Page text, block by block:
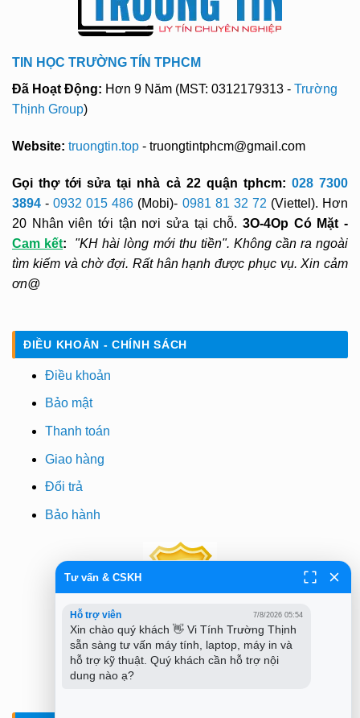
TIN HỌC TRƯỜNG TÍN TPHCM
Đã Hoạt Động: Hơn 9 Năm (MST: 0312179313 - Trường
Thịnh Group)
Website: truongtin.top - truongtintphcm@gmail.com
Gọi thợ tới sửa tại nhà cả 22 quận tphcm: 028 7300
3894-0932 015 486 (Mobi)- 0981 81 32 72 (Viettel). Hơn
20 Nhân viên tới tận nơi sửa tại chỗ. 3O-4Op Có Mặt -
Cam kết:
"KH hài lòng mới thu tiền". Không cần ra ngoài
tìm kiếm và chờ đợi. Rất hân hạnh được phục vụ. Xin cảm
ơn@
ĐIỀU KHOẢN - CHÍNH SÁCH
Điều khoản
Bảo mật
Thanh toán
Giao hàng
Đổi trả
Bảo hành
Tư vấn & CSKH
Hỗ trợ viên 7/8/2026 05:54
Xin chào quý khách 👋 Vi Tính Trường Thịnh
sẵn sàng tư vấn máy tính, laptop, máy in và
hỗ trợ kỹ thuật. Quý khách cần hỗ trợ nội
dung nào ạ?